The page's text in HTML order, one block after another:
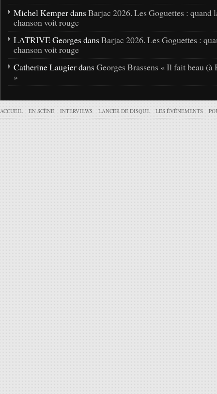
Michel Kemper dans Barjac 2026. Les Goguettes : quand
chanson voit rouge
LATRIVE Georges dans Barjac 2026. Les Goguettes :
chanson voit rouge
Catherine Laugier dans Georges Brassens « Il fait beau (à
»
ACCUEIL EN SCÈNE INTERVIEWS LANCER DE DISQUE LES ÉVÉNEMENTS